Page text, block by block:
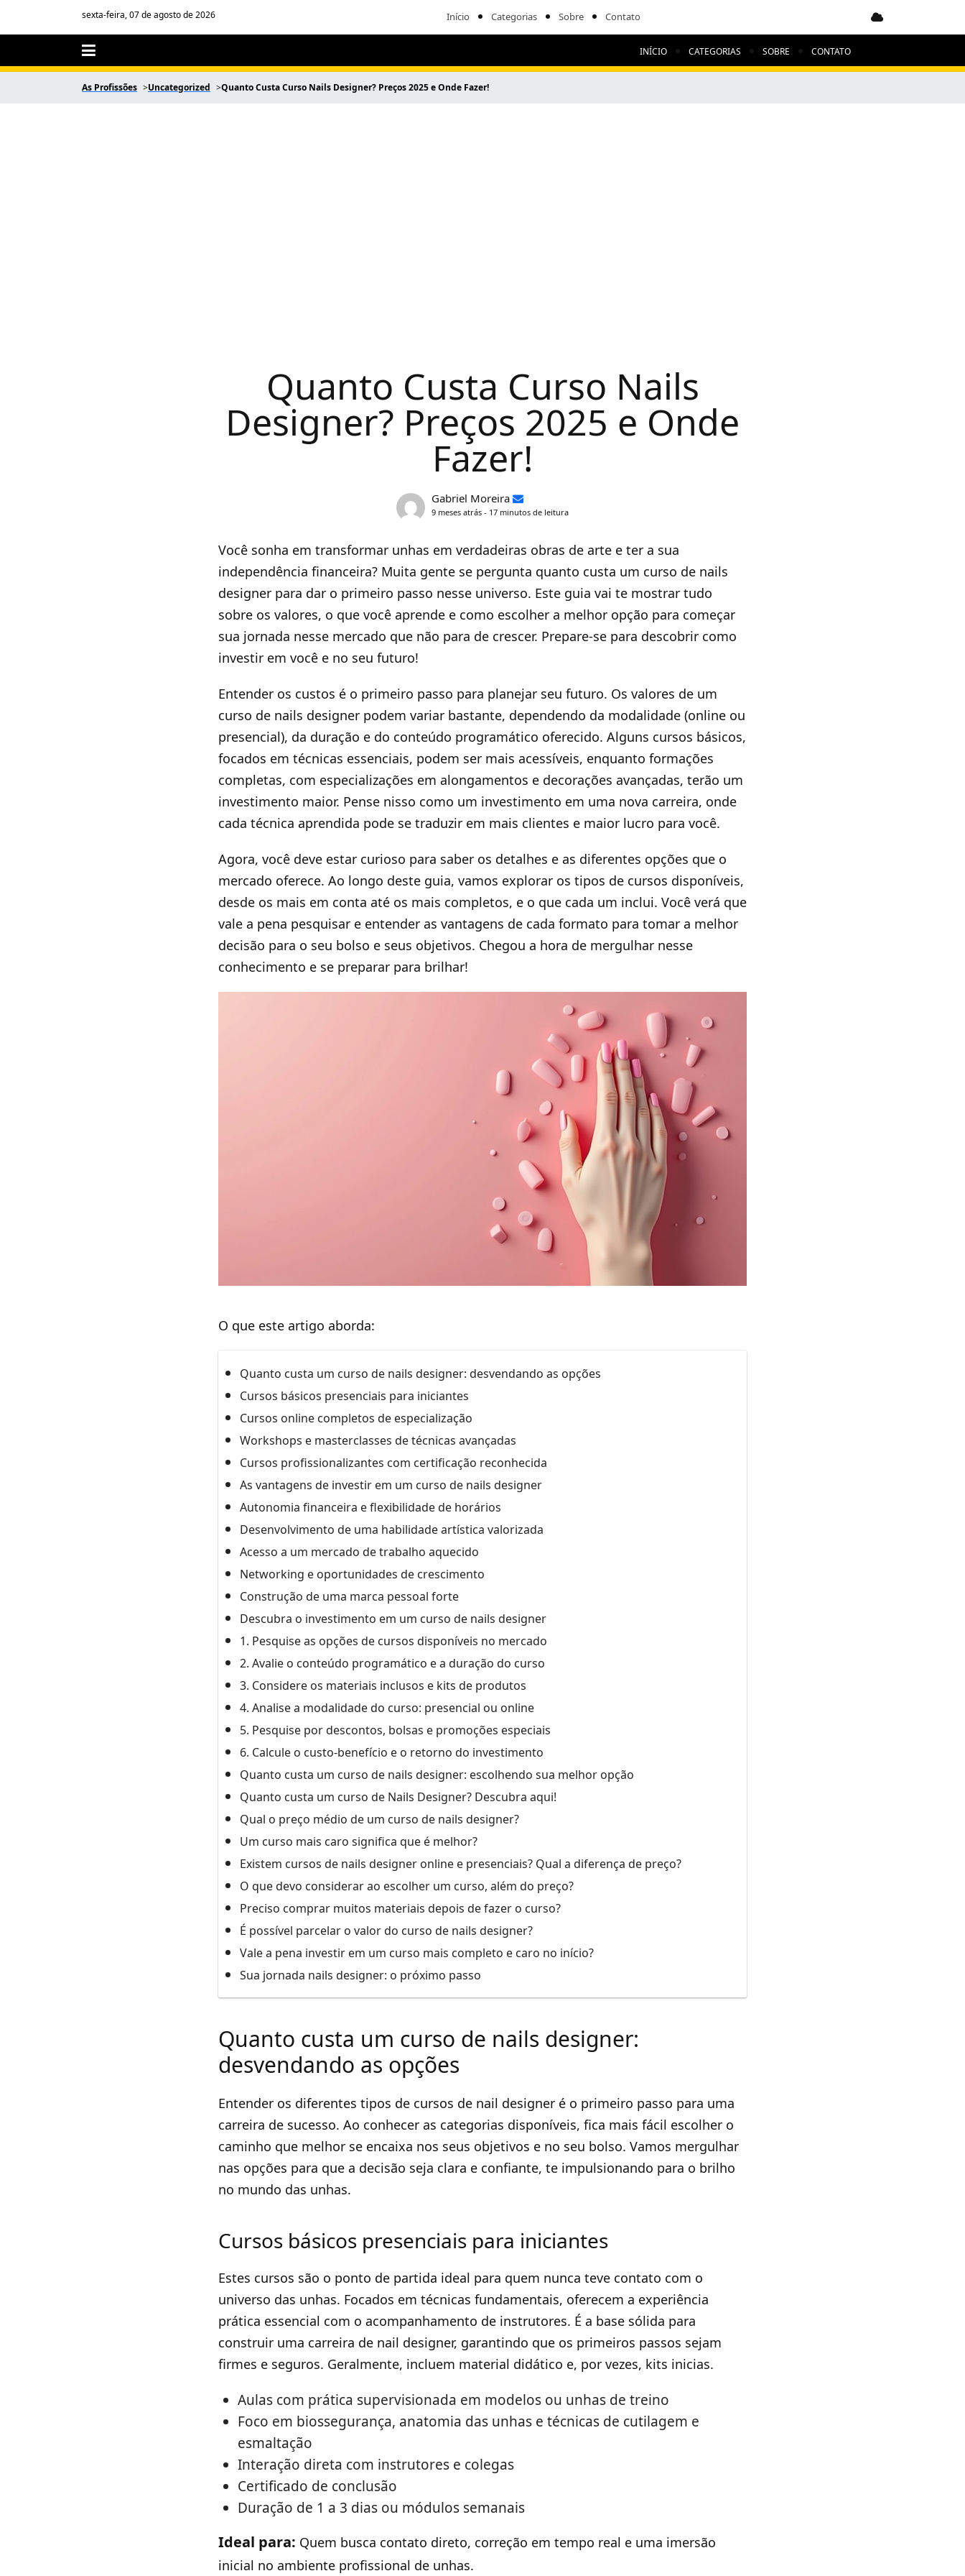
sexta-feira, 07 de agosto de 2026 Categorias Sobre Contato
INÍCIO CATEGORIAS SOBRE CONTATO
As Profissões Uncategorized Quanto Custa Curso Nails Designer? Preços 2025 e Onde Fazer!
Quanto Custa Curso Nails
Designer? Preços 2025 e Onde
Fazer!
Gabriel Moreira
9 meses atrás - 17 minutos de leitura
Você sonha em transformar unhas em verdadeiras obras de arte e ter a sua
independência financeira? Muita gente se pergunta quanto custa um curso de nails
designer para dar o primeiro passo nesse universo. Este guia vai te mostrar tudo
sobre os valores, o que você aprende e como escolher a melhor opção para começar
sua jornada nesse mercado que não para de crescer. Prepare-se para descobrir como
investir em você e no seu futuro!
Entender os custos é o primeiro passo para planejar seu futuro. Os valores de um
curso de nails designer podem variar bastante, dependendo da modalidade (online ou
presencial), da duração e do conteúdo programático oferecido. Alguns cursos básicos,
focados em técnicas essenciais, podem ser mais acessíveis, enquanto formações
completas, com especializações em alongamentos e decorações avançadas, terão um
investimento maior. Pense nisso como um investimento em uma nova carreira, onde
cada técnica aprendida pode se traduzir em mais clientes e maior lucro para você.
Agora, você deve estar curioso para saber os detalhes e as diferentes opções que o
mercado oferece. Ao longo deste guia, vamos explorar os tipos de cursos disponíveis,
desde os mais em conta até os mais completos, e o que cada um inclui. Você verá que
vale a pena pesquisar e entender as vantagens de cada formato para tomar a melhor
decisão para o seu bolso e seus objetivos. Chegou a hora de mergulhar nesse
conhecimento e se preparar para brilhar!
O que este artigo aborda:
Quanto custa um curso de nails designer: desvendando as opções
Cursos básicos presenciais para iniciantes
Cursos online completos de especialização
Workshops e masterclasses de técnicas avançadas
Cursos profissionalizantes com certificação reconhecida
As vantagens de investir em um curso de nails designer
Autonomia financeira e flexibilidade de horários
Desenvolvimento de uma habilidade artística valorizada
Acesso a um mercado de trabalho aquecido
Networking e oportunidades de crescimento
Construção de uma marca pessoal forte
Descubra o investimento em um curso de nails designer
1. Pesquise as opções de cursos disponíveis no mercado
2. Avalie o conteúdo programático e a duração do curso
3. Considere os materiais inclusos e kits de produtos
4. Analise a modalidade do curso: presencial ou online
5. Pesquise por descontos, bolsas e promoções especiais
6. Calcule o custo-benefício e o retorno do investimento
Quanto custa um curso de nails designer: escolhendo sua melhor opção
Quanto custa um curso de Nails Designer? Descubra aqui!
Qual o preço médio de um curso de nails designer?
Um curso mais caro significa que é melhor?
Existem cursos de nails designer online e presenciais? Qual a diferença de preço?
O que devo considerar ao escolher um curso, além do preço?
Preciso comprar muitos materiais depois de fazer o curso?
É possível parcelar o valor do curso de nails designer?
Vale a pena investir em um curso mais completo e caro no início?
Sua jornada nails designer: o próximo passo
Quanto custa um curso de nails designer:
desvendando as opções
Entender os diferentes tipos de cursos de nail designer é o primeiro passo para uma
carreira de sucesso. Ao conhecer as categorias disponíveis, fica mais fácil escolher o
caminho que melhor se encaixa nos seus objetivos e no seu bolso. Vamos mergulhar
nas opções para que a decisão seja clara e confiante, te impulsionando para o brilho
no mundo das unhas.
Cursos básicos presenciais para iniciantes
Estes cursos são o ponto de partida ideal para quem nunca teve contato com o
universo das unhas. Focados em técnicas fundamentais, oferecem a experiência
prática essencial com o acompanhamento de instrutores. É a base sólida para
construir uma carreira de nail designer, garantindo que os primeiros passos sejam
firmes e seguros. Geralmente, incluem material didático e, por vezes, kits inicias.
Aulas com prática supervisionada em modelos ou unhas de treino
Foco em biossegurança, anatomia das unhas e técnicas de cutilagem e
esmaltação
Interação direta com instrutores e colegas
Certificado de conclusão
Duração de 1 a 3 dias ou módulos semanais
Ideal para: Quem busca contato direto, correção em tempo real e uma imersão
inicial no ambiente profissional de unhas.